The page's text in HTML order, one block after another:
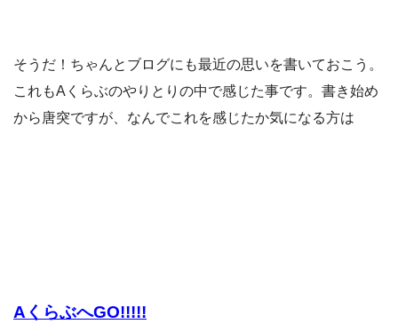
そうだ！ちゃんとブログにも最近の思いを書いておこう。
これもAくらぶのやりとりの中で感じた事です。書き始め
から唐突ですが、なんでこれを感じたか気になる方は
AくらぶへGO!!!!!